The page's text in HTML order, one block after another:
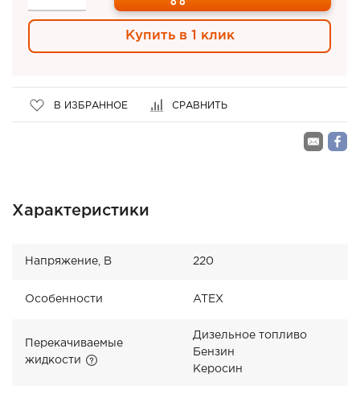
Купить в 1 клик
В ИЗБРАННОЕ СРАВНИТЬ
Характеристики
Напряжение, В 220
Особенности ATEX
Перекачиваемые
жидкости
Дизельное топливо
Бензин
Керосин